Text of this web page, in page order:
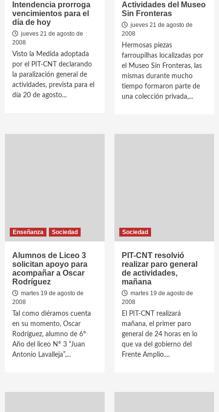
Intendencia prorroga
vencimientos para el
día de hoy
jueves 21 de agosto de
2008
Visto la Medida adoptada
por el PIT-CNT declarando
la paralización general de
actividades, prevista para el
día 20 de agosto...
Actividades del Museo
Sin Fronteras
jueves 21 de agosto de
2008
Hermosas piezas
farroupilhas localizadas por
el Museo Sin Fronteras, las
mismas durante mucho
tiempo formaron parte de
una colección privada,...
Enseñanza Sociedad
Alumnos de Liceo 3
solicitan apoyo para
acompañar a Oscar
Rodríguez
martes 19 de agosto de
2008
Tal como diéramos cuenta
en su momento, Oscar
Rodríguez, alumno de 6º
Año del liceo Nº 3 “Juan
Antonio Lavalleja”,...
Sociedad
PIT-CNT resolvió
realizar paro general
de actividades,
mañana
martes 19 de agosto de
2008
El PIT-CNT realizará
mañana, el primer paro
general de 24 horas en lo
que va del gobierno del
Frente Amplio....